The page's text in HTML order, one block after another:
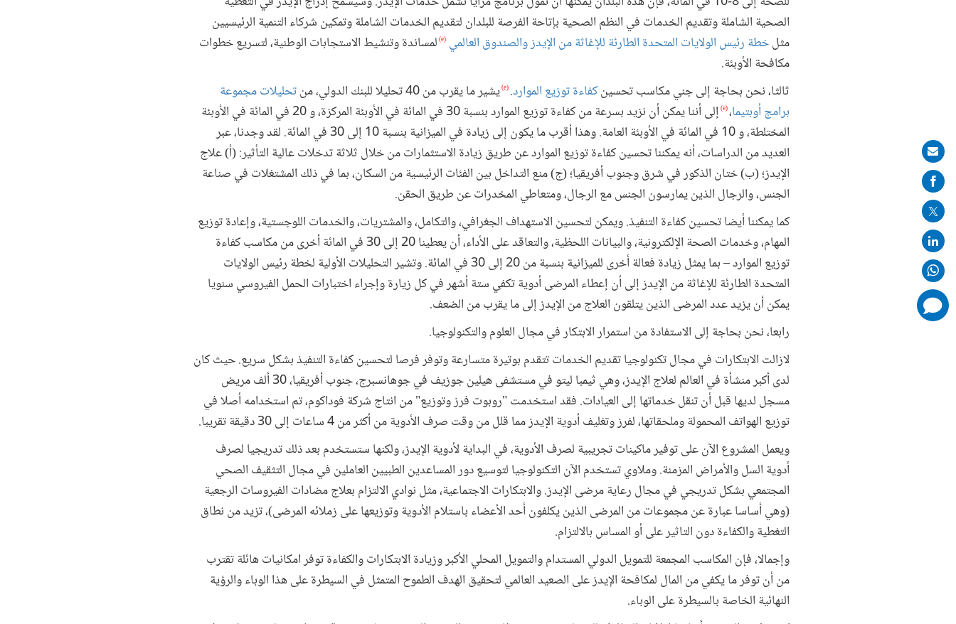
الصحية الشاملة وتقديم الخدمات في النظم الصحية بإتاحة الفرصة للبلدان لتقديم الخدمات الشاملة وتمكين شركاء التنمية الرئيسيين
مثلخطة رئيس الولايات المتحدة الطارئة للإغاثة من الإيدزوالصندوق العالمي(e) لمساندة وتنشيط الاستجابات الوطنية، لتسريع خطوات
مكافحة الأوبئة.
ثالثا، نحن بحاجة إلى جني مكاسب تحسينكفاءة توزيع الموارد.
(e) يشير ما يقرب من 40 تحليلا للبنك الدولي، من
تحليلات مجموعة
برامج أوبتيما،(e)
إلى أننا يمكن أن نزيد بسرعة من كفاءة توزيع الموارد بنسبة 30 في المائة في الأوبئة المركزة، و 20 في المائة في الأوبئة
المختلطة، و 10 في المائة في الأوبئة العامة. وهذا أقرب ما يكون إلى زيادة في الميزانية بنسبة 10 إلى 30 في المائة. لقد وجدنا، عبر
العديد من الدراسات، أنه يمكننا تحسين كفاءة توزيع الموارد عن طريق زيادة الاستثمارات من خلال ثلاثة تدخلات عالية التأثير: (أ) علاج
الإيدز؛ (ب) ختان الذكور في شرق وجنوب أفريقيا؛ (ج) منع التداخل بين الفئات الرئيسية من السكان، بما في ذلك المشتغلات في صناعة
الجنس، والرجال الذين يمارسون الجنس مع الرجال، ومتعاطي المخدرات عن طريق الحقن.
كما يمكننا أيضا تحسين كفاءة التنفيذ. ويمكن لتحسين الاستهداف الجغرافي، والتكامل، والمشتريات، والخدمات اللوجستية، وإعادة توزيع
المهام، وخدمات الصحة الإلكترونية، والبيانات اللحظية، والتعاقد على الأداء، أن يعطينا 20 إلى 30 في المائة أخرى من مكاسب كفاءة
توزيع الموارد – بما يمثل زيادة فعالة أخرى للميزانية بنسبة من 20 إلى 30 في المائة. وتشير التحليلات الأولية لخطة رئيس الولايات
المتحدة الطارئة للإغاثة من الإيدز إلى أن إعطاء المرضى أدوية تكفي ستة أشهر في كل زيارة وإجراء اختبارات الحمل الفيروسي سنويا
يمكن أن يزيد عدد المرضى الذين يتلقون العلاج من الإيدز إلى ما يقرب من الضعف.
رابعا، نحن بحاجة إلى الاستفادة من استمرار الابتكار في مجال العلوم والتكنولوجيا.
لازالت الابتكارات في مجال تكنولوجيا تقديم الخدمات تتقدم بوتيرة متسارعة وتوفر فرصا لتحسين كفاءة التنفيذ بشكل سريع. حيث كان
لدى أكبر منشأة في العالم لعلاج الإيدز، وهي ثيمبا ليتو في مستشفى هيلين جوزيف في جوهانسبرج، جنوب أفريقيا، 30 ألف مريض
مسجل لديها قبل أن تنقل خدماتها إلى العيادات. فقد استخدمت "روبوت فرز وتوزيع" من انتاج شركة فوداكوم، تم استخدامه أصلا في
توزيع الهواتف المحمولة وملحقاتها، لفرز وتغليف أدوية الإيدز مما قلل من وقت صرف الأدوية من أكثر من 4 ساعات إلى 30 دقيقة تقريبا.
ويعمل المشروع الآن على توفير ماكينات تجريبية لصرف الأدوية، في البداية لأدوية الإيدز، ولكنها ستستخدم بعد ذلك تدريجيا لصرف
أدوية السل والأمراض المزمنة. وملاوي تستخدم الآن التكنولوجيا لتوسيع دور المساعدين الطبيين العاملين في مجال التثقيف الصحي
المجتمعي بشكل تدريجي في مجال رعاية مرضى الإيدز. والابتكارات الاجتماعية، مثل نوادي الالتزام بعلاج مضادات الفيروسات الرجعية
(وهي أساسا عبارة عن مجموعات من المرضى الذين يكلفون أحد الأعضاء باستلام الأدوية وتوزيعها على زملائه المرضى)، تزيد من نطاق
التغطية والكفاءة دون التاثير على أو المساس بالالتزام.
وإجمالا، فإن المكاسب المجمعة للتمويل الدولي المستدام والتمويل المحلي الأكبر وزيادة الابتكارات والكفاءة توفر امكانيات هائلة تقترب
من أن توفر ما يكفي من المال لمكافحة الإيدز على الصعيد العالمي لتحقيق الهدف الطموح المتمثل في السيطرة على هذا الوباء والرؤية
النهائية الخاصة بالسيطرة على الوباء.
Share
on
mail
comments
added